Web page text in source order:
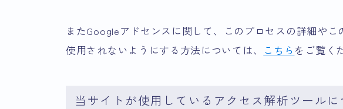
またGoogleアドセンスに関して、このプロセスの詳細や
使用されないようにする方法については、
こちら をご覧く
当サイトが使用しているアクセス解析ツールに